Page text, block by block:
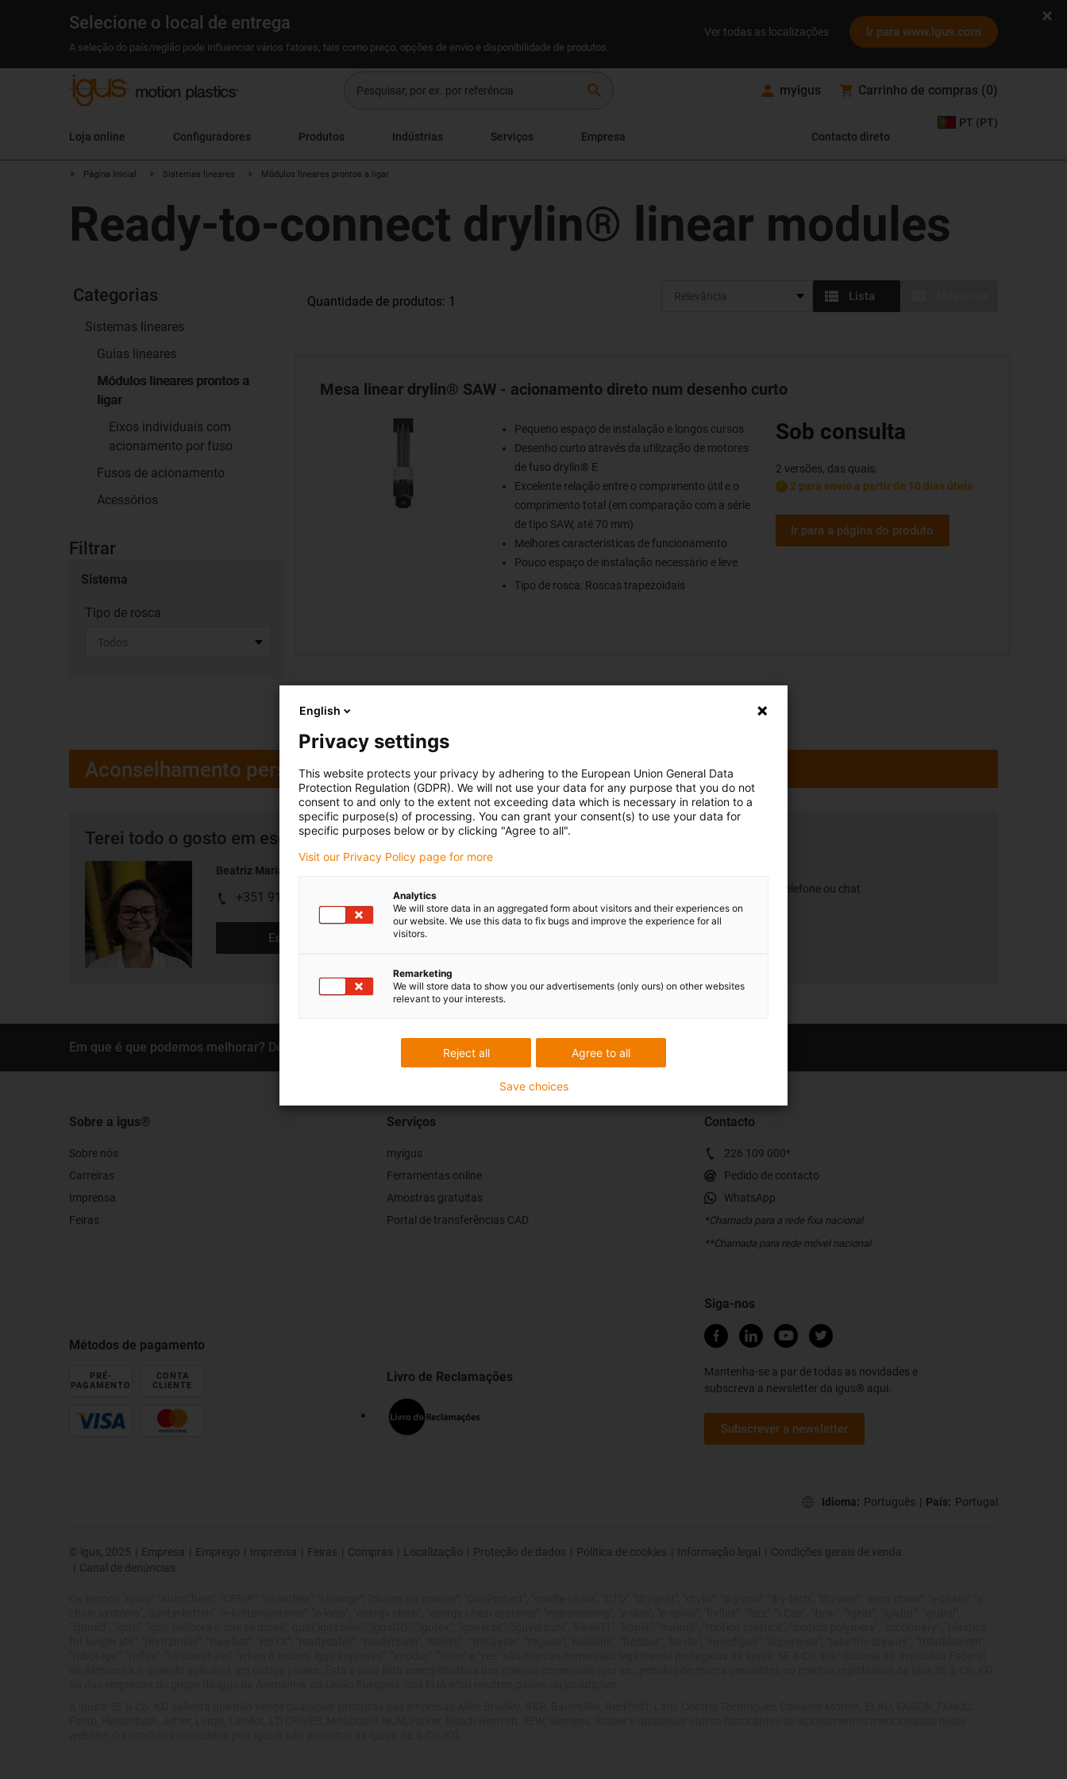
Selecione o local de entrega
A seleção do país/região pode influenciar vários fatores, tais como preço, opções de envio e disponibilidade de produtos.
Ver todas as localizações Ir para www.igus.com
search myigus Carrinho de compras (0)
Loja online Configuradores Produtos Indústrias Serviços Empresa Contacto direto
PT (PT)
Página Inicial Sistemas lineares Módulos lineares prontos a ligar
Ready-to-connect drylin® linear modules
Categorias
Sistemas lineares
Guias lineares
Módulos lineares prontos a
ligar
Eixos individuais com
acionamento por fuso
Fusos de acionamento
Acessórios
Filtrar
Sistema
Tipo de rosca
Lista
Quantidade de produtos: 1
Mesa linear drylin® SAW - acionamento direto num desenho curto
Pequeno espaço de instalação e longos cursos
Desenho curto através da utilização de motores
de fuso drylin® E
Excelente relação entre o comprimento útil e o
comprimento total (em comparação com a série
de tipo SAW, até 70 mm)
Melhores características de funcionamento
Pouco espaço de instalação necessário e leve
Tipo de rosca: Roscas trapezoidais
Sob consulta
2 versões, das quais:
2 para envio a partir de 10 dias úteis
Ir para a página do produto
Aconselhamento personalizado
Terei todo o gosto em esclarecer as suas questões
Beatriz Maria
+351 911 928 534*
Escrever e-mail
Envio e consulta
De segunda a sexta-feira, das 9h às 18h - via telefone ou chat
Online:
Em que é que podemos melhorar? Dê-nos o seu feedback. Críticas e elogios
Sobre a igus®
Sobre nós
Carreiras
Imprensa
Feiras
Serviços
myigus
Ferramentas online
Amostras gratuitas
Portal de transferências CAD
Contacto
226 109 000*
Pedido de contacto
WhatsApp
*Chamada para a rede fixa nacional
**Chamada para rede móvel nacional
Métodos de pagamento
PRÉ-
PAGAMENTO
CONTA
CLIENTE
Livro de Reclamações
Siga-nos
Mantenha-se a par de todas as novidades e
subscreva a newsletter da igus® aqui.
Subscrever a newsletter
Idioma: Português | País: Portugal
© igus, 2025 | Empresa | Emprego | Imprensa | Feiras | Compras | Localização | Proteção de dados | Política de cookies | Informação legal | Condições gerais de venda
| Canal de denúncias
English
Privacy settings
This website protects your privacy by adhering to the European Union General Data
Protection Regulation (GDPR). We will not use your data for any purpose that you do not
consent to and only to the extent not exceeding data which is necessary in relation to a
specific purpose(s) of processing. You can grant your consent(s) to use your data for
specific purposes below or by clicking "Agree to all".
Visit our Privacy Policy page for more
Analytics
We will store data in an aggregated form about visitors and their experiences on
our website. We use this data to fix bugs and improve the experience for all
visitors.
Remarketing
We will store data to show you our advertisements (only ours) on other websites
relevant to your interests.
Agree to all
Reject all
Save choices